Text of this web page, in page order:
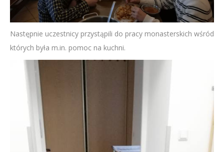
Następnie uczestnicy przystąpili do pracy monasterskich wśród
których była m.in. pomoc na kuchni.